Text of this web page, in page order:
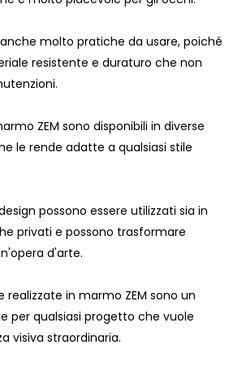
molto pratiche da usare, poiché
resistente e duraturo che non
ZEM sono disponibili in diverse
le rende adatte a qualsiasi stile
possono essere utilizzati sia in
privati e possono trasformare
d'arte.
realizzate in marmo ZEM sono un
per qualsiasi progetto che vuole
visiva straordinaria.